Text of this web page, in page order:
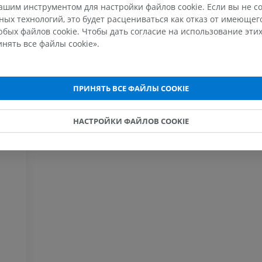
МРТ кисти
MPT
ПРЕМИУМ
верхней конечности
Рентгенограммы
ПРЕМИУМ
Иллюстрации
МРТ
MPT
коленного
КТ
ПРЕМИУМ
заднего
инструментом для настройки файлов cookie. Если вы не
технологий, это будет расцениваться как отказ от
файлов cookie. Чтобы дать согласие на использование
все файлы cookie».
ПРИНЯТЬ ВСЕ ФАЙЛЫ COOKIE
НАСТРОЙКИ ФАЙЛОВ COOKIE